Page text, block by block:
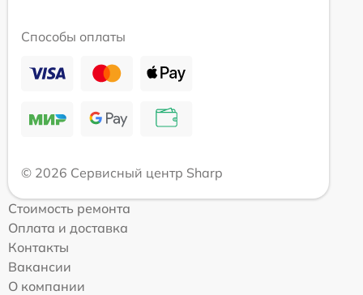
Способы оплаты
© 2026 Сервисный центр Sharp
Стоимость ремонта
Оплата и доставка
Контакты
Вакансии
О компании